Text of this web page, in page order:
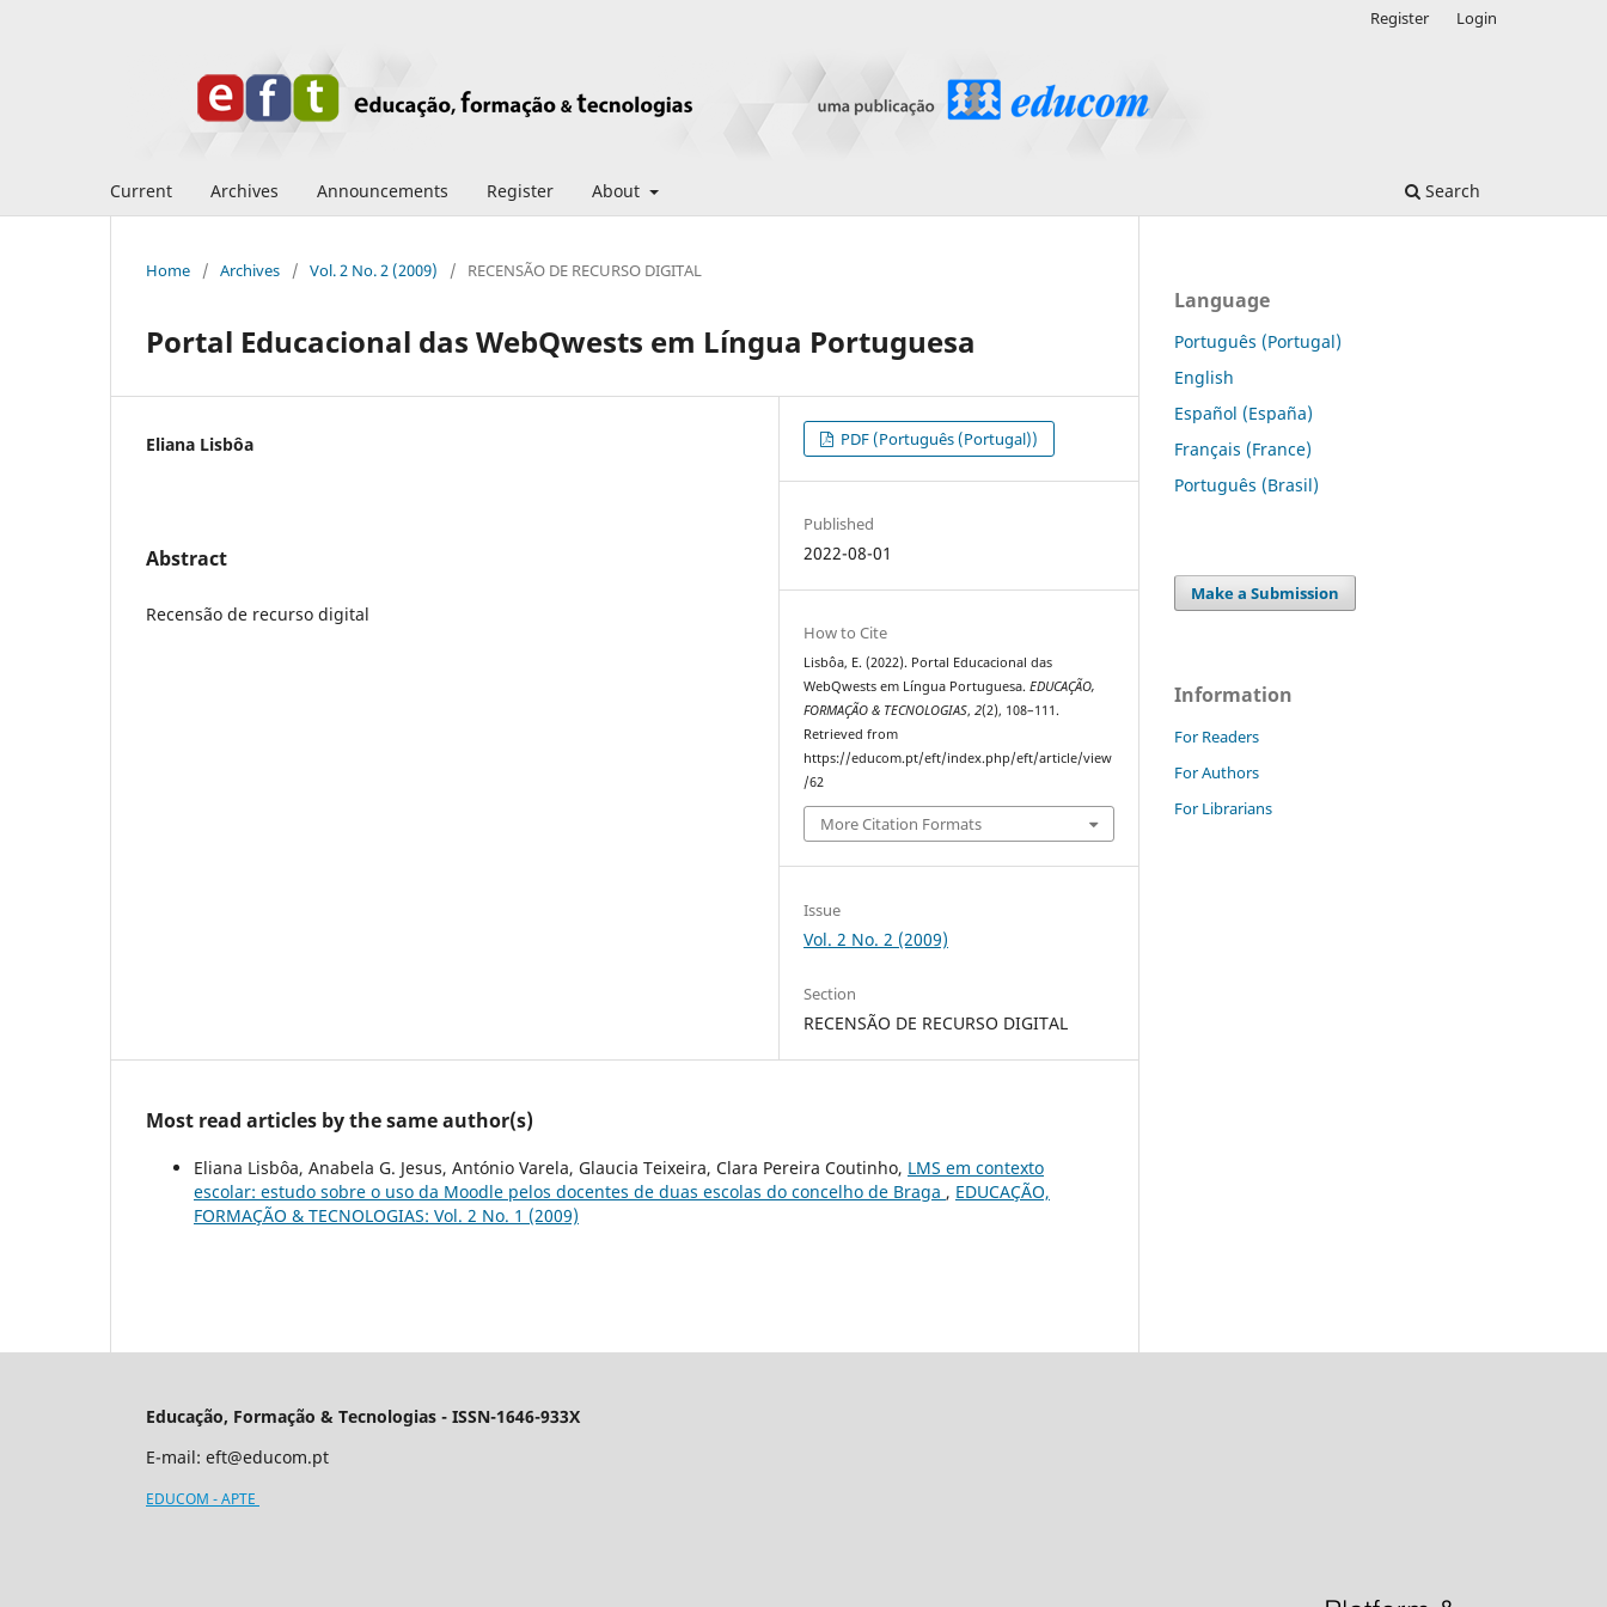
Current Archives Announcements Register About Search
Register Login
Home / Archives / Vol. 2 No. 2 (2009) / RECENSÃO DE RECURSO DIGITAL
Portal Educacional das WebQwests em Língua Portuguesa
Eliana Lisbôa
Abstract
Recensão de recurso digital
PDF (Português (Portugal))
Published
2022-08-01
How to Cite
Lisbôa, E. (2022). Portal Educacional das
WebQwests em Língua Portuguesa.EDUCAÇÃO,
FORMAÇÃO & TECNOLOGIAS,2(2), 108–111.
Retrieved from
https://educom.pt/eft/index.php/eft/article/view
/62
More Citation Formats
Issue
Vol. 2 No. 2 (2009)
Section
RECENSÃO DE RECURSO DIGITAL
Most read articles by the same author(s)
Eliana Lisbôa, Anabela G. Jesus, António Varela, Glaucia Teixeira, Clara Pereira Coutinho, LMS em contexto
escolar: estudo sobre o uso da Moodle pelos docentes de duas escolas do concelho de Braga , EDUCAÇÃO,
FORMAÇÃO & TECNOLOGIAS: Vol. 2 No. 1 (2009)
Language
Português (Portugal)
English
Español (España)
Français (France)
Português (Brasil)
Make a Submission
Information
For Readers
For Authors
For Librarians
Educação, Formação & Tecnologias - ISSN-1646-933X
E-mail: eft@educom.pt
EDUCOM - APTE